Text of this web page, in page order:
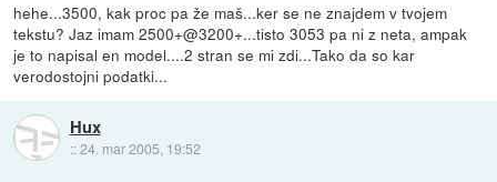
hehe...3500, kak proc pa že maš...ker se ne znajdem v tvojem
tekstu? Jaz imam 2500+@3200+...tisto 3053 pa ni z neta, ampak
je to napisal en model....2 stran se mi zdi...Tako da so kar
verodostojni podatki...
Hux
::24. mar 2005, 19:52